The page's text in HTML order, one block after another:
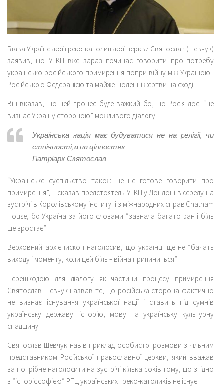
Глава Української греко-католицької церкви Святослав (Шевчук)
заявив, що УГКЦ вже зараз починає говорити про потребу
українсько-російського примирення попри війну між Україною і
Російською Федерацією та майже щоденні жертви на сході.
Він вказав, що цей процес буде важкий бо, що Росія досі “не
визнає Україну стороною” можливого діалогу.
Українська нація має будуватися не на релігії, чи
етнічності, а на цінностях
Патріарх Святослав
“Українське суспільство також ще не готове говорити про
примирення”, – сказав предстоятель УГКЦ у Лондоні в середу на
зустрічі в Королівському інституті з міжнародних справ Chatham
House, бо Україна за його словами “зазнала багато ран і біль
ще зростає”.
Верховний архієпископ наголосив, що українці ще не “бачать
виходу і моменту, коли цей біль – війна припиниться”.
Перешкодою для діалогу як частини процесу примирення
Святослав Шевчук назвав те, що російська сторона фактично
не визнає існування української нації і ставить під сумнів
українську державу, історію, мову та українську культурну
спадщину.
Святослав Шевчук навів приклад особистої розмови з чільним
представником Російської православної церкви, який вважав
за потрібне наголосити на зустрічі кілька років тому, що згідно
з “історіософією” РПЦ українських греко-католиків не існує.